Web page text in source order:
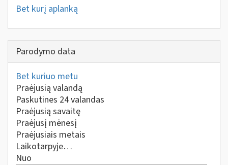
Bet kurį aplanką
Parodymo data
Bet kuriuo metu
Praėjusią valandą
Paskutines 24 valandas
Praėjusią savaitę
Praėjusį mėnesį
Praėjusiais metais
Laikotarpyje…
Nuo